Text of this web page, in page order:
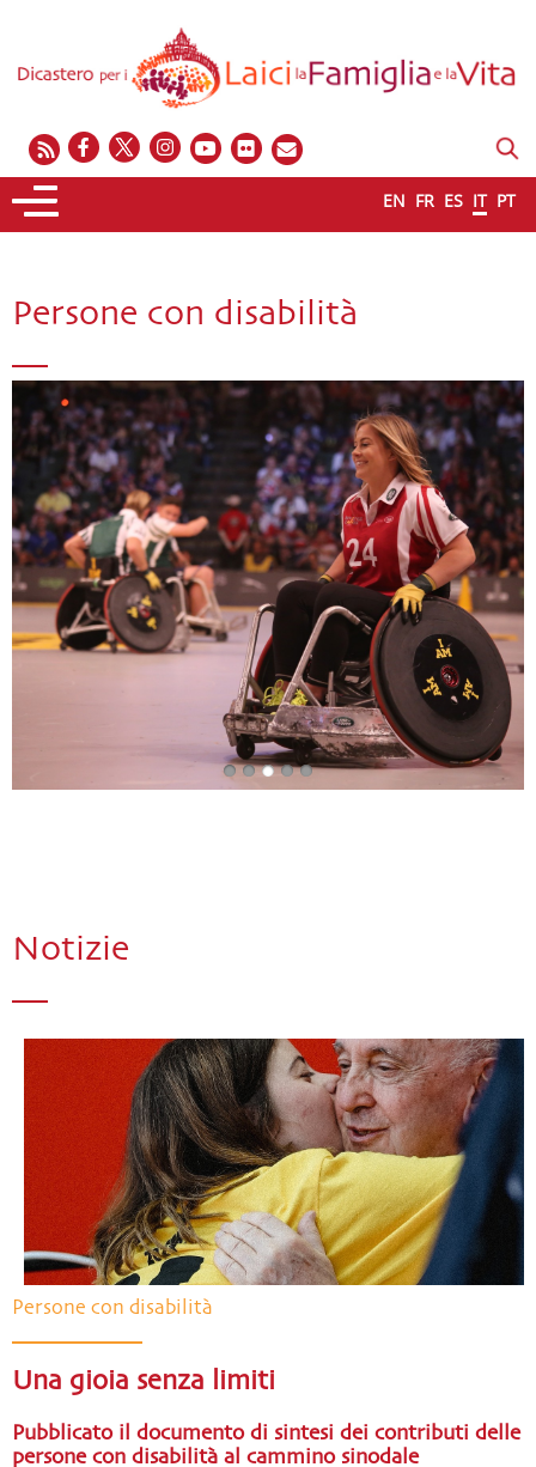
EN FR ES IT PT
Persone con disabilità
Notizie
Persone con disabilità
Una gioia senza limiti
Pubblicato il documento di sintesi dei contributi delle
persone con disabilità al cammino sinodale